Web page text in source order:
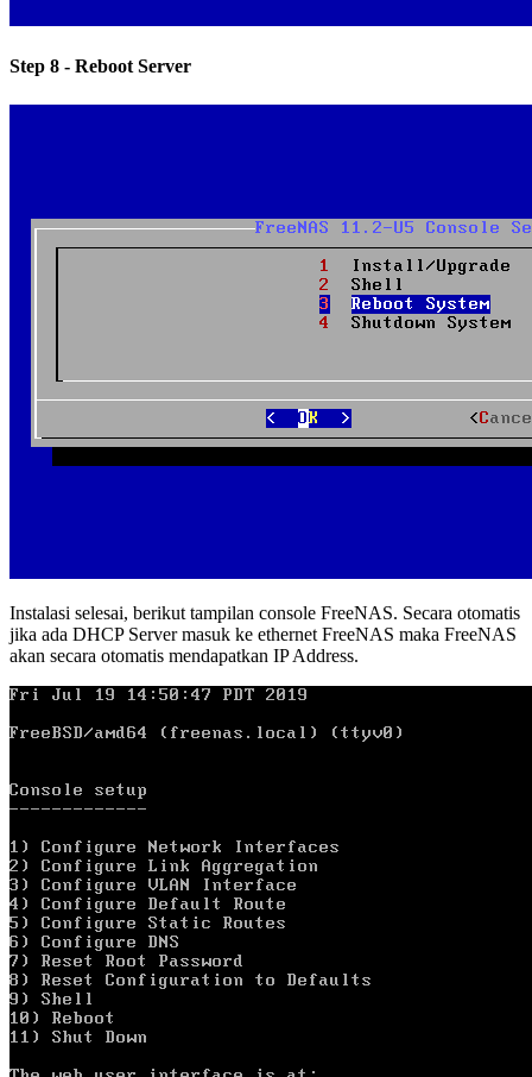
Step 8 - Reboot Server
Instalasi selesai, berikut tampilan console FreeNAS. Secara otomatis
jika ada DHCP Server masuk ke ethernet FreeNAS maka FreeNAS
akan secara otomatis mendapatkan IP Address.